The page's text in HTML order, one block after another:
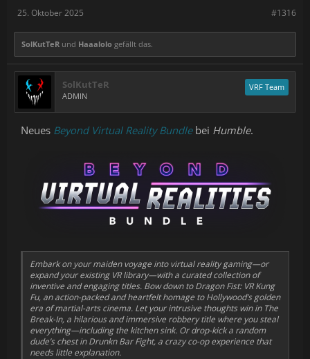
#1316
25. Oktober 2025
SolKutTeR und Haaalolo gefällt das.
SolKutTeR
ADMIN
VRF Team
Neues Beyond Virtual Reality Bundlebei Humble.
Embark on your maiden voyage into virtual reality gaming—or
expand your existing VR library—with a curated collection of
inventive and engaging titles. Bow down to Dragon Fist: VR Kung
Fu, an action-packed and heartfelt homage to Hollywood’s golden
era of martial-arts cinema. Let your intrusive thoughts win in The
Break-In, a hilarious and immersive robbery title where you steal
everything—including the kitchen sink. Or drop-kick a random
dude’s chest in Drunkn Bar Fight, a crazy co-op experience that
needs little explanation.